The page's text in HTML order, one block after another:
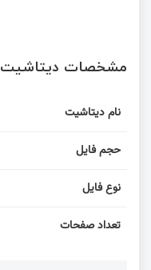
مشخصات دیتاشیت
نام دیتاشیت
حجم فایل
نوع فایل
تعداد صفحات